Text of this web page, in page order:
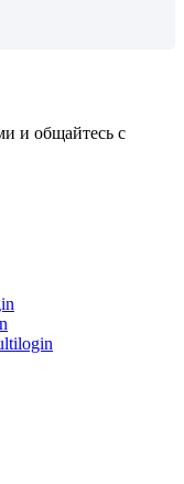
и общайтесь с